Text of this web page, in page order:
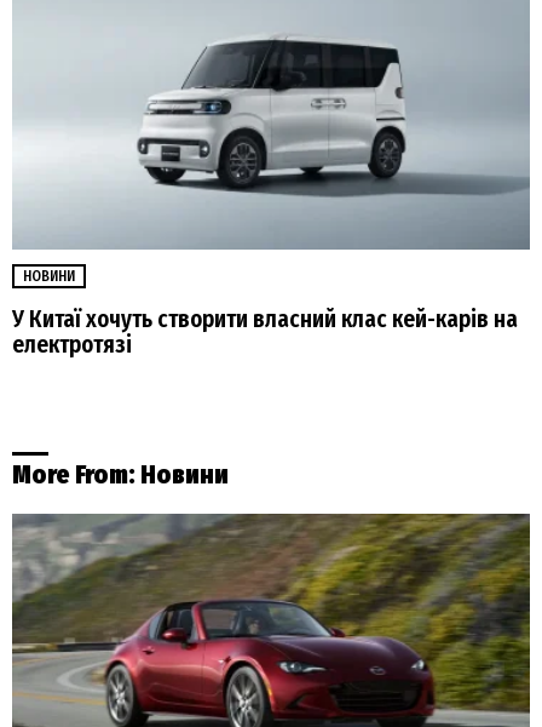
НОВИНИ
У Китаї хочуть створити власний клас кей-карів на
електротязі
More From: Новини